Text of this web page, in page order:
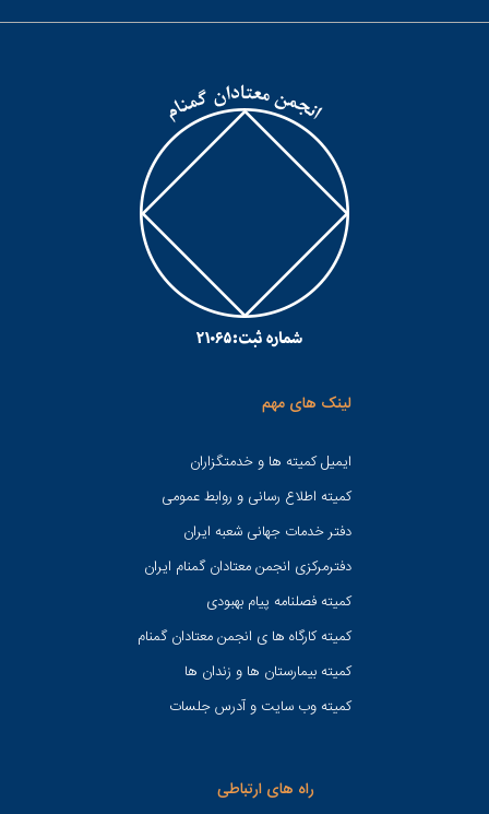
لینک های مهم
ایمیل کمیته ها و خدمتگزاران
کميته اطلاع رسانی و روابط عمومی
دفتر خدمات جهانی شعبه ايران
دفترمرکزی انجمن معتادان گمنام ایران
کمیته فصلنامه پیام بهبودی
کمیته کارگاه ها ی انجمن معتادان گمنام
کمیته بیمارستان ها و زندان ها
کمیته وب سایت و آدرس جلسات
راه های ارتباطی